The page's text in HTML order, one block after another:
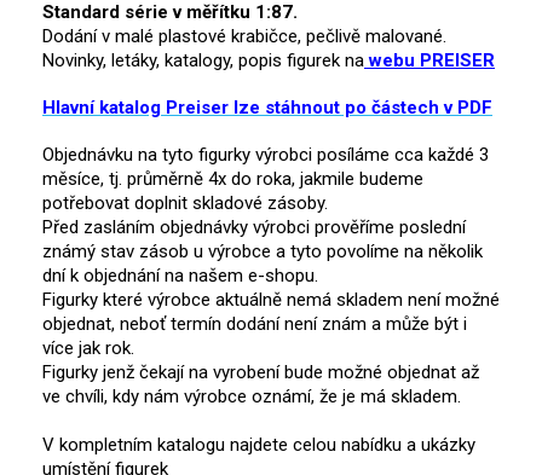
Standard série v měřítku 1:87.
Dodání v malé plastové krabičce, pečlivě malované.
Novinky, letáky, katalogy, popis figurek nawebu PREISER
Hlavní katalog Preiser lze stáhnout po částech v PDF
Objednávku na tyto figurky výrobci posíláme cca každé 3
měsíce, tj. průměrně 4x do roka, jakmile budeme
potřebovat doplnit skladové zásoby.
Před zasláním objednávky výrobci prověříme poslední
známý stav zásob u výrobce a tyto povolíme na několik
dní k objednání na našem e-shopu.
Figurky které výrobce aktuálně nemá skladem není možné
objednat, neboť termín dodání není znám a může být i
více jak rok.
Figurky jenž čekají na vyrobení bude možné objednat až
ve chvíli, kdy nám výrobce oznámí, že je má skladem.
V kompletním katalogu najdete celou nabídku a ukázky
umístění figurek